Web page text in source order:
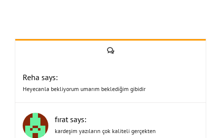
Yorum
Reha says:
Heyecanla bekliyorum umarım beklediğim gibidir
fırat says:
kardeşim yazıların çok kaliteli gerçekten